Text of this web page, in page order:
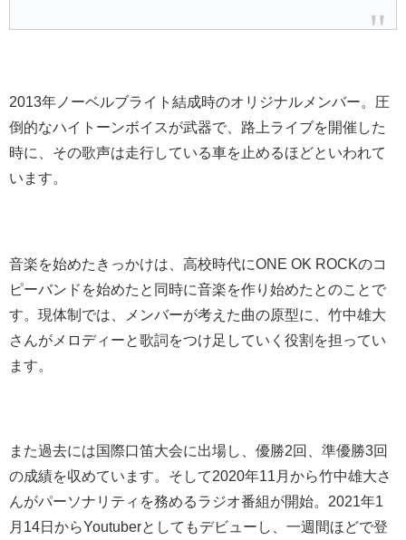
2013年ノーベルブライト結成時のオリジナルメンバー。圧
倒的なハイトーンボイスが武器で、路上ライブを開催した
時に、その歌声は走行している車を止めるほどといわれて
います。
音楽を始めたきっかけは、高校時代にONE OK ROCKのコ
ピーバンドを始めたと同時に音楽を作り始めたとのことで
す。現体制では、メンバーが考えた曲の原型に、竹中雄大
さんがメロディーと歌詞をつけ足していく役割を担ってい
ます。
また過去には国際口笛大会に出場し、優勝2回、準優勝3回
の成績を収めています。そして2020年11月から竹中雄大さ
んがパーソナリティを務めるラジオ番組が開始。2021年1
月14日からYoutuberとしてもデビューし、一週間ほどで登